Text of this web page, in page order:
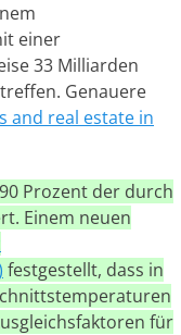
einer
33 Milliarden
Genauere
and real estate in
Prozent der durch
Einem neuen
festgestellt, dass in
für